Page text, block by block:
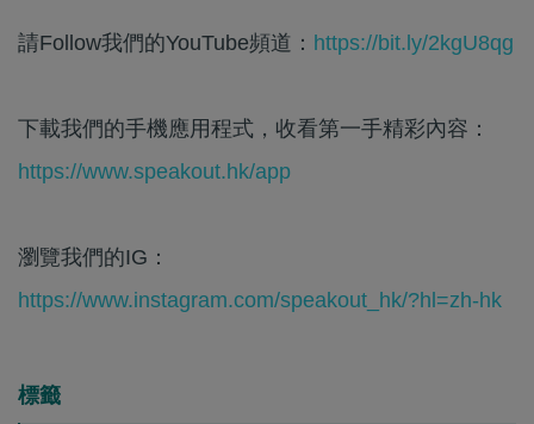
請Follow我們的YouTube頻道： https://bit.ly/2kgU8qg
下載我們的手機應用程式，收看第一手精彩內容：
https://www.speakout.hk/app
瀏覽我們的IG：
https://www.instagram.com/speakout_hk/?hl=zh-hk
標籤